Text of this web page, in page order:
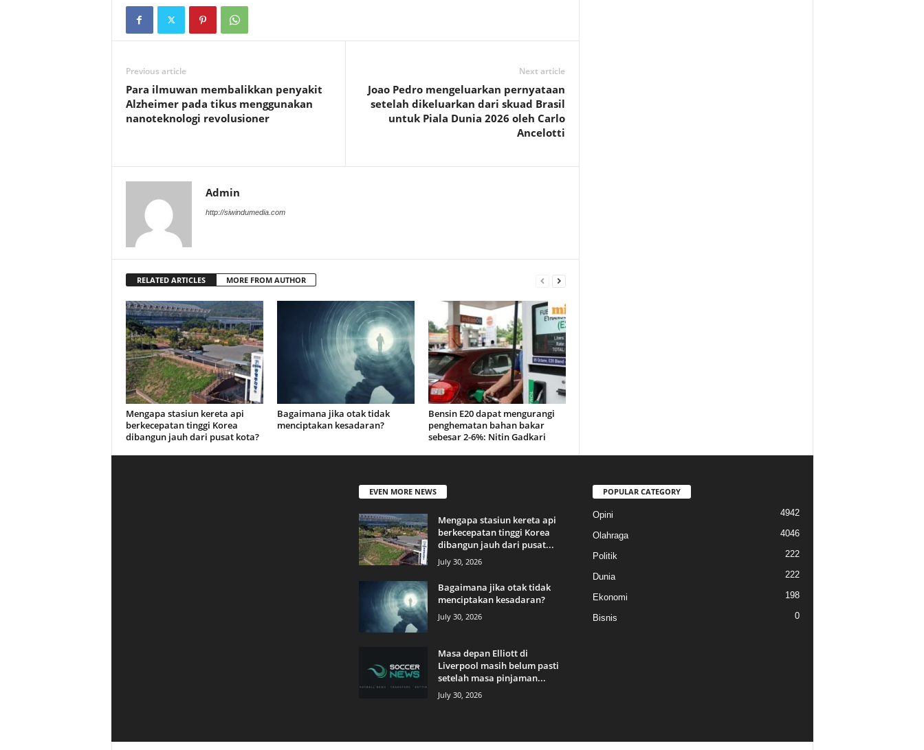
Previous article
Para ilmuwan membalikkan penyakit
Alzheimer pada tikus menggunakan
nanoteknologi revolusioner
Next article
Joao Pedro mengeluarkan pernyataan
setelah dikeluarkan dari skuad Brasil
untuk Piala Dunia 2026 oleh Carlo
Ancelotti
Admin
http://siwindumedia.com
RELATED ARTICLES MORE FROM AUTHOR
Mengapa stasiun kereta api
berkecepatan tinggi Korea
dibangun jauh dari pusat kota?
Bagaimana jika otak tidak
menciptakan kesadaran?
Bensin E20 dapat mengurangi
penghematan bahan bakar
sebesar 2-6%: Nitin Gadkari
EVEN MORE NEWS
Mengapa stasiun kereta api
berkecepatan tinggi Korea
dibangun jauh dari pusat...
July 30, 2026
Bagaimana jika otak tidak
menciptakan kesadaran?
July 30, 2026
Masa depan Elliott di
Liverpool masih belum pasti
setelah masa pinjaman...
July 30, 2026
POPULAR CATEGORY
Opini 4942
Olahraga 4046
Politik 222
Dunia 222
Ekonomi 198
Bisnis 0